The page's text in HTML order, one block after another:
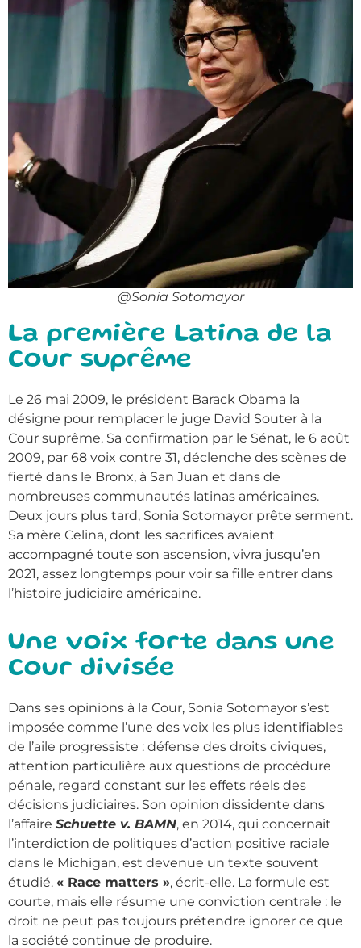
@Sonia Sotomayor
La première Latina de la
Cour suprême
Le 26 mai 2009, le président Barack Obama la
désigne pour remplacer le juge David Souter à la
Cour suprême. Sa confirmation par le Sénat, le 6 août
2009, par 68 voix contre 31, déclenche des scènes de
fierté dans le Bronx, à San Juan et dans de
nombreuses communautés latinas américaines.
Deux jours plus tard, Sonia Sotomayor prête serment.
Sa mère Celina, dont les sacrifices avaient
accompagné toute son ascension, vivra jusqu’en
2021, assez longtemps pour voir sa fille entrer dans
l’histoire judiciaire américaine.
Une voix forte dans une
Cour divisée
Dans ses opinions à la Cour, Sonia Sotomayor s’est
imposée comme l’une des voix les plus identifiables
de l’aile progressiste : défense des droits civiques,
attention particulière aux questions de procédure
pénale, regard constant sur les effets réels des
décisions judiciaires. Son opinion dissidente dans
l’affaire Schuette v. BAMN, en 2014, qui concernait
l’interdiction de politiques d’action positive raciale
dans le Michigan, est devenue un texte souvent
étudié. « Race matters », écrit-elle. La formule est
courte, mais elle résume une conviction centrale : le
droit ne peut pas toujours prétendre ignorer ce que
la société continue de produire.